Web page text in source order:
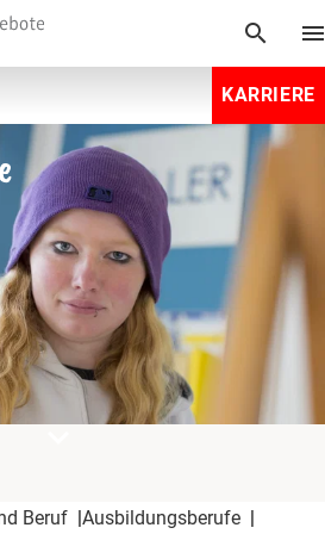
search
KARRIERE
expand_more
Beruf Ausbildungsberufe